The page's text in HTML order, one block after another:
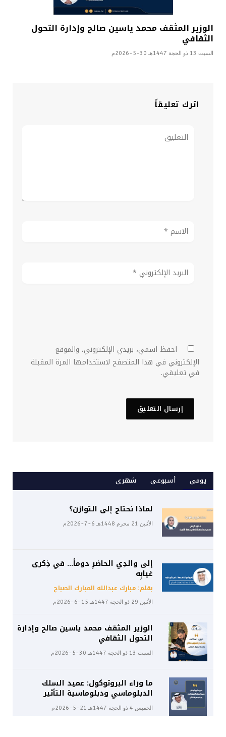
الوزير المثقف محمد ياسين صالح وإدارة التحول
الثقافي
السبت 13 ذو الحجة 1447هـ 30-5-2026م
اترك تعليقاً
احفظ اسمي، بريدي الإلكتروني، والموقع
الإلكتروني في هذا المتصفح لاستخدامها المرة المقبلة
في تعليقي.
يومي أسبوعى شهرى
لماذا نحتاج إلى التوازن؟
الأثنين 21 محرم 1448هـ 6-7-2026م
إلى والدِي الحاضرِ دوماً… في ذِكرى
غيابِه
بقلم: مبارك عبدالله المبارك الصباح
الأثنين 29 ذو الحجة 1447هـ 15-6-2026م
الوزير المثقف محمد ياسين صالح وإدارة
التحول الثقافي
السبت 13 ذو الحجة 1447هـ 30-5-2026م
ما وراء البروتوكول: عميد السلك
الدبلوماسي ودبلوماسية التأثير
الخميس 4 ذو الحجة 1447هـ 21-5-2026م